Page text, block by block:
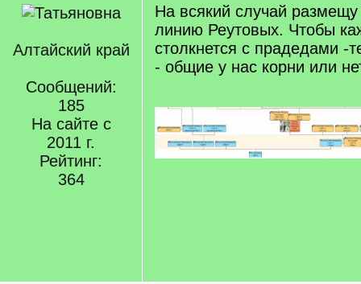
Алтайский край
Сообщений:
185
На сайте с
2011 г.
Рейтинг:
364
На всякий случай
линию Реутовых. Чтобы
столкнется с прадедами -
- общие у нас корни или